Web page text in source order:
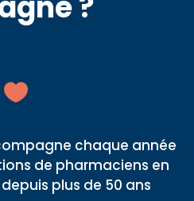

chaque année
de pharmaciens en
plus de 50 ans